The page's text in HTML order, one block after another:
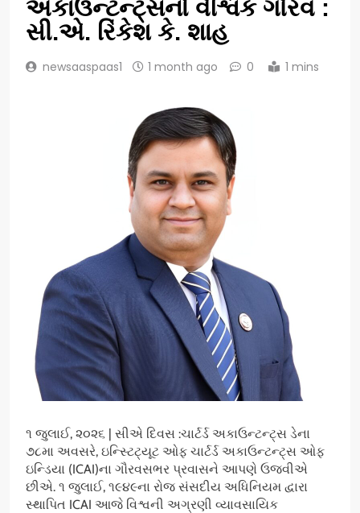
અકાઉન્ટન્ટ્સનો વૈશ્વિક ગૌરવ :
સી.એ. રિંકેશ કે. શાહ
newsaaspaas1 1 month ago 0 1 mins
૧ જુલાઈ, ૨૦૨૬ | સીએ દિવસ :ચાર્ટર્ડ અકાઉન્ટન્ટ્સ ડેના
૭૮મા અવસરે, ઇન્સ્ટિટ્યૂટ ઓફ ચાર્ટર્ડ અકાઉન્ટન્ટ્સ ઓફ
ઇન્ડિયા (ICAI)ના ગૌરવસભર પ્રવાસને આપણે ઉજવીએ
છીએ. ૧ જુલાઈ, ૧૯૪૯ના રોજ સંસદીય અધિનિયમ દ્વારા
સ્થાપિત ICAI આજે વિશ્વની અગ્રણી વ્યાવસાયિક